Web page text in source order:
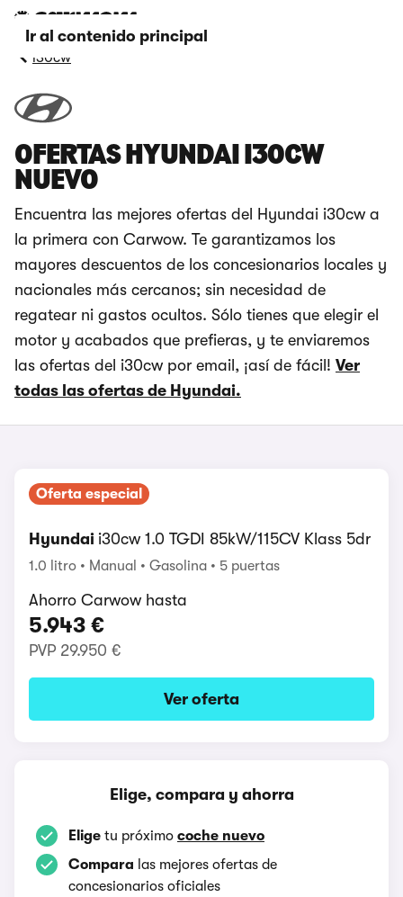
Ir al contenido principal
i30cw
OFERTAS HYUNDAI I30CW
NUEVO
Encuentra las mejores ofertas del Hyundai i30cw a
la primera con Carwow. Te garantizamos los
mayores descuentos de los concesionarios locales y
nacionales más cercanos; sin necesidad de
regatear ni gastos ocultos. Sólo tienes que elegir el
motor y acabados que prefieras, y te enviaremos
las ofertas del i30cw por email, ¡así de fácil! Ver
todas las ofertas de Hyundai.
Oferta especial
Hyundai i30cw 1.0 TGDI 85kW/115CV Klass 5dr
1.0 litro Manual Gasolina 5 puertas
Ahorro Carwow hasta
5.943 €
PVP 29.950 €
Ver oferta
Elige, compara y ahorra
Elige tu próximo coche nuevo
Compara las mejores ofertas de
concesionarios oficiales